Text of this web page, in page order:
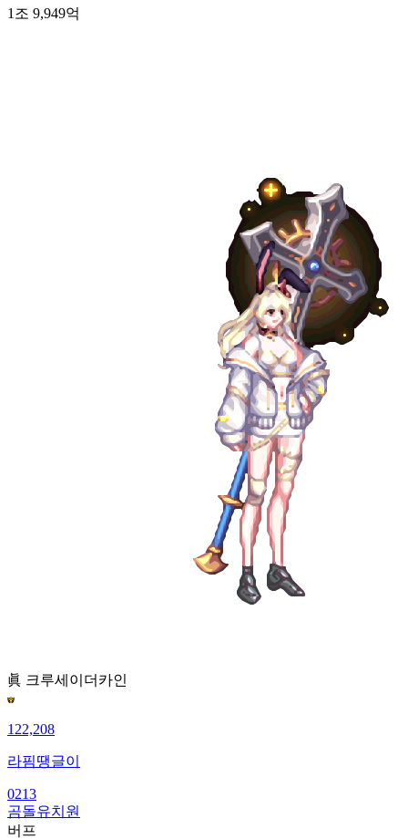
1조 9,949억
眞 크루세이더 카인
122,208
라핌땡글이
0213
곰돌유치원
버프